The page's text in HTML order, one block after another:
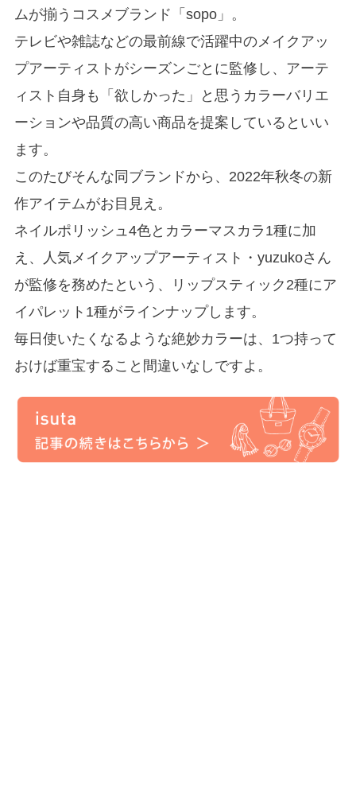
ムが揃うコスメブランド「sopo」。
テレビや雑誌などの最前線で活躍中のメイクアッ
プアーティストがシーズンごとに監修し、アーテ
ィスト自身も「欲しかった」と思うカラーバリエ
ーションや品質の高い商品を提案しているといい
ます。
このたびそんな同ブランドから、2022年秋冬の新
作アイテムがお目見え。
ネイルポリッシュ4色とカラーマスカラ1種に加
え、人気メイクアップアーティスト・yuzukoさん
が監修を務めたという、リップスティック2種にア
イパレット1種がラインナップします。
毎日使いたくなるような絶妙カラーは、1つ持って
おけば重宝すること間違いなしですよ。